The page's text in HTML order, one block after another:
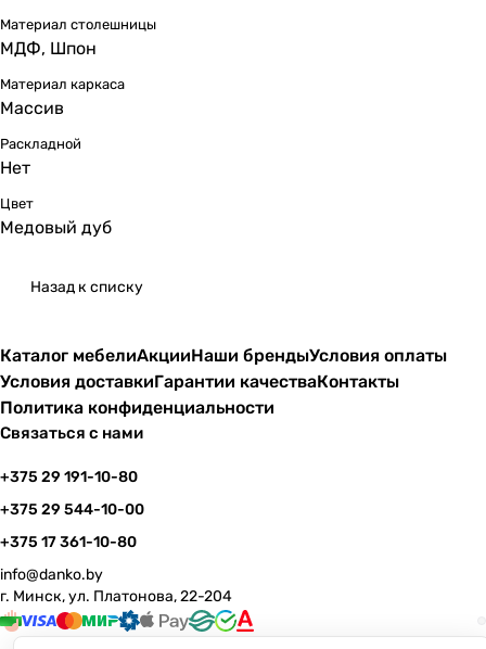
Материал столешницы
МДФ, Шпон
Материал каркаса
Массив
Раскладной
Нет
Цвет
Медовый дуб
Назад к списку
Каталог мебелиАкцииНаши брендыУсловия оплаты
Условия доставкиГарантии качестваКонтакты
Политика конфиденциальности
Связаться с нами
+375 29 191-10-80
+375 29 544-10-00
+375 17 361-10-80
info@danko.by
г. Минск, ул. Платонова, 22-204